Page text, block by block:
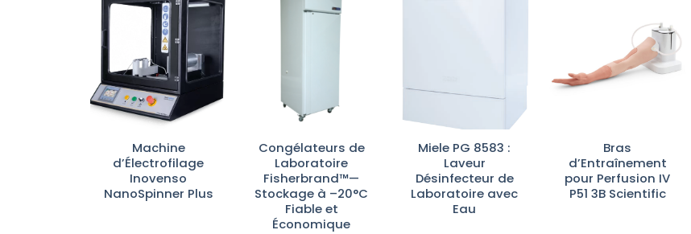
Ajouter
à la liste
d’envies
Machine
d’Électrofilage
Inovenso
NanoSpinner Plus
Congélateurs de
Laboratoire
Fisherbrand™—
Stockage à –20°C
Fiable et
Économique
Miele PG 8583 :
Laveur
Désinfecteur de
Laboratoire avec
Eau
Ajouter
à la liste
d’envies
Bras
d’Entraînement
pour Perfusion IV
P51 3B Scientific